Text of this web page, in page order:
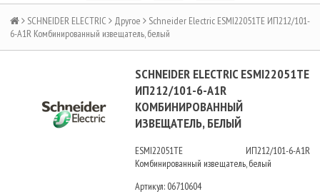
SCHNEIDER ELECTRIC Другое
Schneider Electric ESMI22051TE ИП212/101-
6-А1R Комбинированный извещатель, белый
SCHNEIDER ELECTRIC ESMI22051TE
ИП212/101-6-А1R
КОМБИНИРОВАННЫЙ
ИЗВЕЩАТЕЛЬ, БЕЛЫЙ
ESMI22051TE ИП212/101-6-А1R
Комбинированный извещатель, белый
Артикул: 06710604